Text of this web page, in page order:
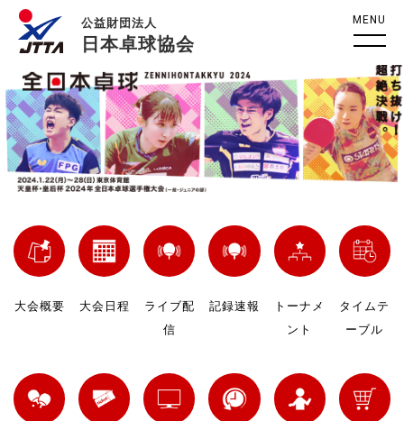
公益財団法人
日本卓球協会
MENU
大会概要 大会日程
ライブ配
信
記録速報
トーナメ
ント
タイムテ
ーブル